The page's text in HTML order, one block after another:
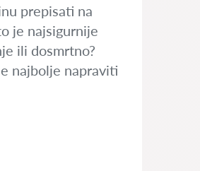
prepisati na
je najsigurnije
ili dosmrtno?
najbolje napraviti